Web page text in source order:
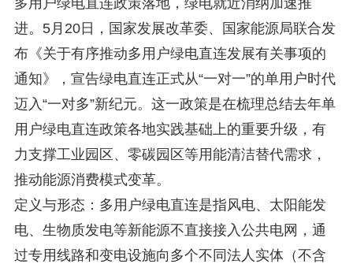
多用户绿电直连政策落地，绿电就近消纳加速推
进。5月20日，国家发展改革委、国家能源局联合发
布《关于有序推动多用户绿电直连发展有关事项的
通知》，宣告绿电直连正式从“一对一”的单用户时代
迈入“一对多”新纪元。这一政策是在梳理总结去年单
用户绿电直连政策各地实践基础上的重要升级，有
力支撑工业园区、零碳园区等用能清洁替代需求，
推动能源消费模式变革。
定义与形态：多用户绿电直连是指风电、太阳能发
电、生物质发电等新能源不直接接入公共电网，通
过专用线路和变电设施向多个不同法人实体（不含